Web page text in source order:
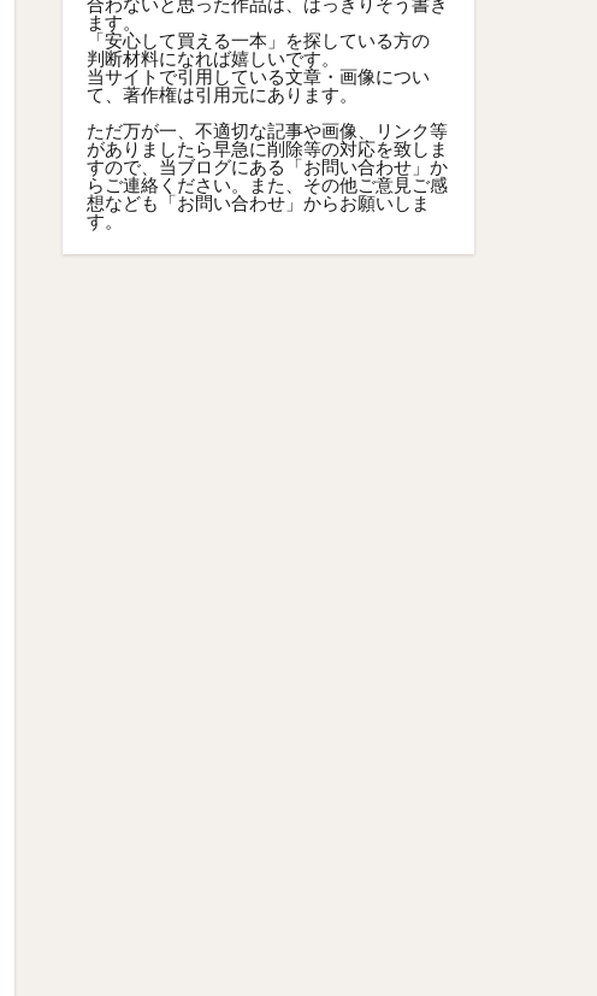
ます。
「安心して買える一本」を探している方の
判断材料になれば嬉しいです。
当サイトで引用している文章・画像につい
て、著作権は引用元にあります。
ただ万が一、不適切な記事や画像、リンク等
がありましたら早急に削除等の対応を致しま
すので、当ブログにある「お問い合わせ 」か
らご連絡ください。また、その他ご意見ご感
想なども「お問い合わせ 」からお願いしま
す。